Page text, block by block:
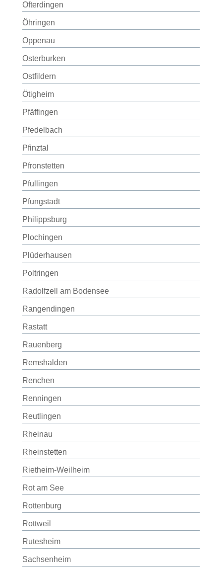
Ofterdingen
Öhringen
Oppenau
Osterburken
Ostfildern
Ötigheim
Pfäffingen
Pfedelbach
Pfinztal
Pfronstetten
Pfullingen
Pfungstadt
Philippsburg
Plochingen
Plüderhausen
Poltringen
Radolfzell am Bodensee
Rangendingen
Rastatt
Rauenberg
Remshalden
Renchen
Renningen
Reutlingen
Rheinau
Rheinstetten
Rietheim-Weilheim
Rot am See
Rottenburg
Rottweil
Rutesheim
Sachsenheim